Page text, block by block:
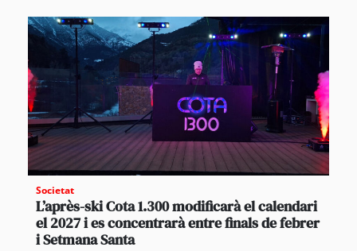
Societat
L’après-ski Cota 1.300 modificarà el calendari
el 2027 i es concentrarà entre finals de febrer
i Setmana Santa